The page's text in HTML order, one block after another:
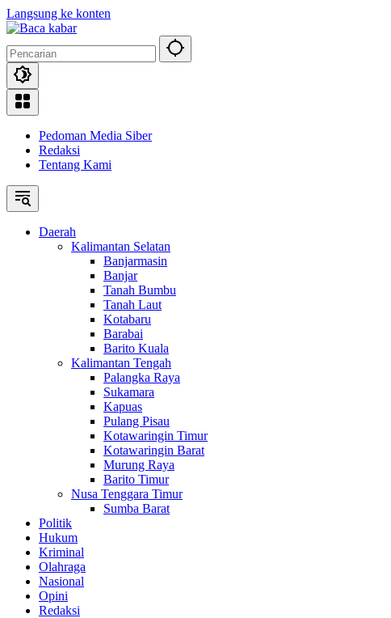
Langsung ke konten
Pedoman Media Siber
Redaksi
Tentang Kami
Daerah
Kalimantan Selatan
Banjarmasin
Banjar
Tanah Bumbu
Tanah Laut
Kotabaru
Barabai
Barito Kuala
Kalimantan Tengah
Palangka Raya
Sukamara
Kapuas
Pulang Pisau
Kotawaringin Timur
Kotawaringin Barat
Murung Raya
Barito Timur
Nusa Tenggara Timur
Sumba Barat
Politik
Hukum
Kriminal
Olahraga
Nasional
Opini
Redaksi